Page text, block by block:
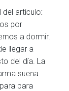
del artículo:
por
a dormir.
llegar a
del día. La
suena
para